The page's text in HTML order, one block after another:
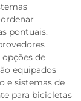
pontuais.
de
equipados
e sistemas de
para bicicletas